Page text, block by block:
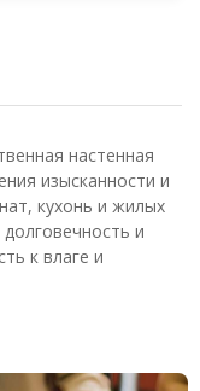
настенная
изысканности и
кухонь и жилых
и
к влаге и